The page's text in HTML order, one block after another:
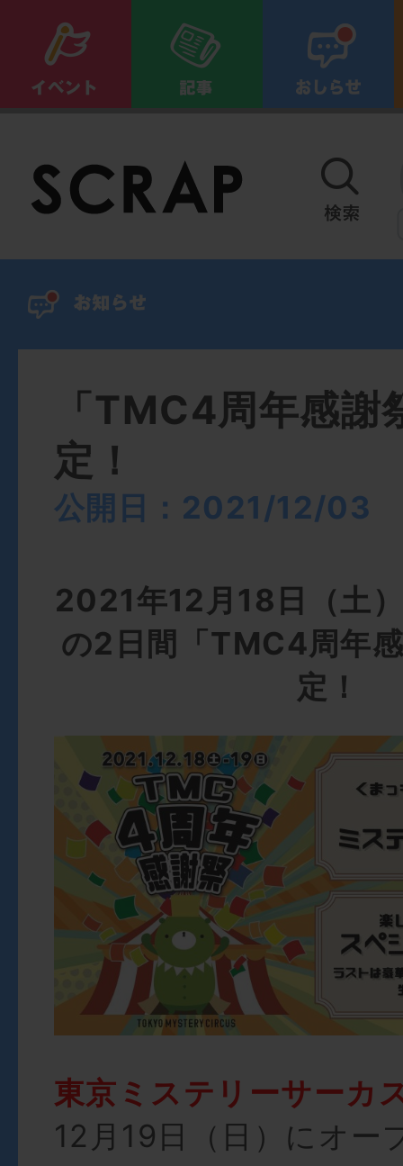
「TMC4周年感謝
定！
公開日：2021/12/03
2021年12月18日（土
の2日間「TMC4周年
定！
東京ミステリーサーカ
12月19日（日）にオー